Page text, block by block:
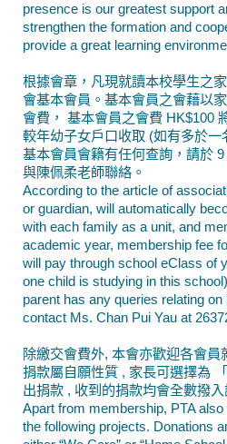
presence is our greatest support
strengthen the formation and
provide a great learning
根據會章，凡現就讀本校學生之
會基本會員。基本會員之會藉以
會費， 基本會員之會費 HK$100
較年幼子女戶口收取 (如有多於
基本會員會籍有任何查詢，請於
與陳佩柔老師聯絡。
According to the article of
or guardian, will automatically
with each family as a unit, and
academic year, membership fee
will pay through school eClass of
one child is studying in this
parent has any queries relating
contact Ms. Chan Pui Yau at
除繳交會費外, 本會亦歡迎各會
捐款屬自願性質 , 家長可選擇為
出捐款 , 收到的捐款均會全數撥
Apart from membership, PTA
the following projects. Donations